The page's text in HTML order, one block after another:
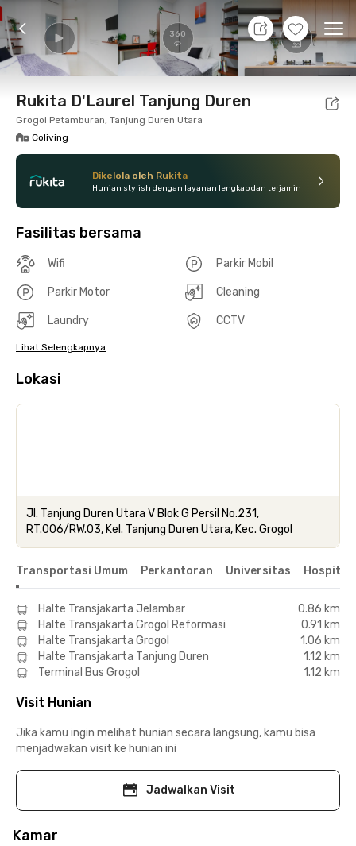
360 +9
11 Agt 26 - Belum tahu
Foto Fasilitas bersama Lokasi Kamar
Rukita D'Laurel Tanjung Duren
Grogol Petamburan, Tanjung Duren Utara
Coliving
Dikelola oleh Rukita
Hunian stylish dengan layanan lengkap dan terjamin
Fasilitas bersama
Wifi Parkir Mobil
Parkir Motor Cleaning
Laundry CCTV
Lihat Selengkapnya
Lokasi
Jl. Tanjung Duren Utara V Blok G Persil No.231,
RT.006/RW.03, Kel. Tanjung Duren Utara, Kec. Grogol
Transportasi Umum Perkantoran Universitas Hospital
Halte Transjakarta Jelambar
0.86 km
Halte Transjakarta Grogol Reformasi
0.91 km
Halte Transjakarta Grogol
1.06 km
Halte Transjakarta Tanjung Duren
1.12 km
Terminal Bus Grogol
1.12 km
Visit Hunian
Jika kamu ingin melihat hunian secara langsung, kamu bisa
menjadwakan visit ke hunian ini
Jadwalkan Visit
Kamar